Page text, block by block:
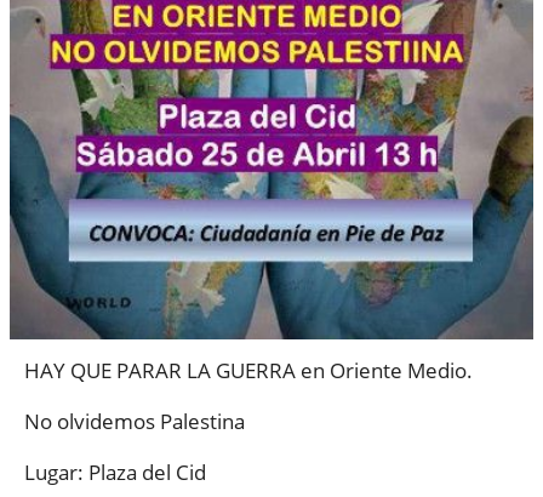
HAY QUE PARAR LA GUERRA en Oriente Medio.
No olvidemos Palestina
Lugar: Plaza del Cid